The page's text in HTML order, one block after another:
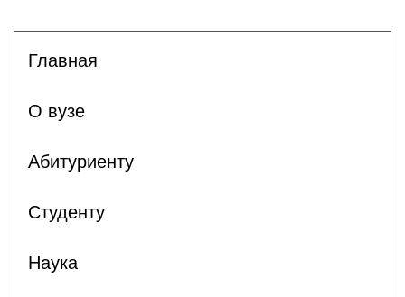
Главная
О вузе
Абитуриенту
Студенту
Наука